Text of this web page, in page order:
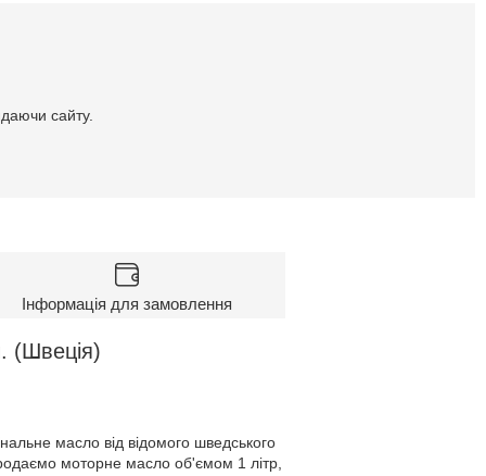
сайту.
Інформація для замовлення
(Швеція)
масло від відомого шведського
моторне масло об'ємом 1 літр,